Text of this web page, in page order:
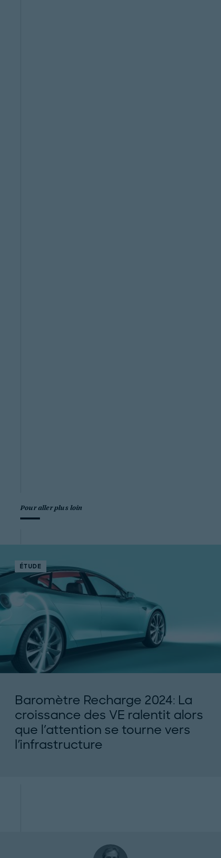
Pour aller plus loin
ÉTUDE
Baromètre Recharge 2024: La
croissance des VE ralentit alors
que l'attention se tourne vers
l'infrastructure